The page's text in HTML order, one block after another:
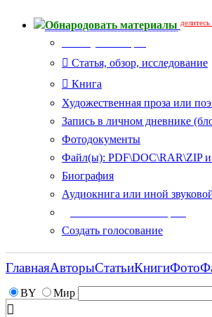
Обнародовать материалы
Статья, обзор, исследование
Книга
Художественная проза или
Запись в личном дневнике
Фотодокументы
Файл(ы): PDF\DOC\RAR\ZIP и
Биография
Аудиокнига или иной
Создать голосование
BY Мир
ГлавнаяАвторыСтатьиКнигиФото